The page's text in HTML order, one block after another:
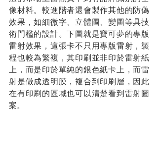
像材料。較進階者還會製作其他的防偽
效果，如細微字、立體圖、變圖等具技
術門檻的設計。下圖就是寶可夢的專版
雷射效果，這張卡不只用專版雷射，製
程也較為繁複，其印刷並非印於雷射紙
上，而是印於單純的銀色紙卡上，而雷
射是做成透明膜，複合到印刷層，因此
在有印刷的區域也可以清楚看到雷射圖
案。